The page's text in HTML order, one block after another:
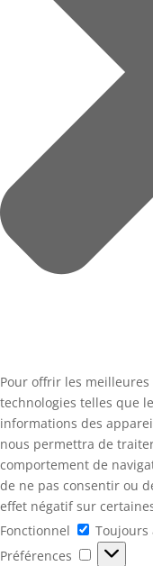
Pour offrir les
technologies telles que
informations des
nous permettra de
comportement de
de ne pas consentir ou
effet négatif sur
Fonctionnel
Toujours
Préférences